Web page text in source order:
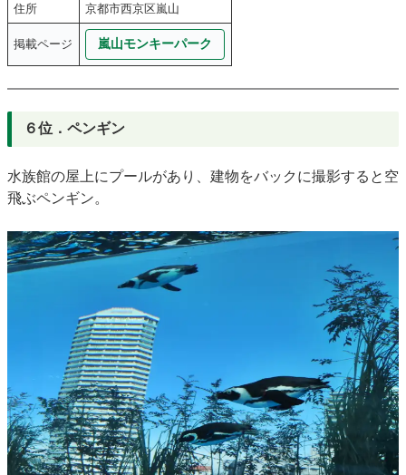
住所 京都市西京区嵐山
掲載ページ 嵐山モンキーパーク
６位．ペンギン
水族館の屋上にプールがあり、建物をバックに撮影すると空
飛ぶペンギン。